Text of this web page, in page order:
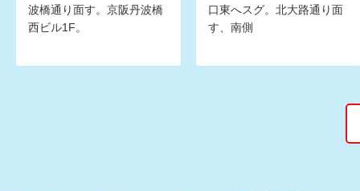
波橋通り面す。京阪丹波橋
西ビル1F。
口東へスグ。北大路通り面
す、南側